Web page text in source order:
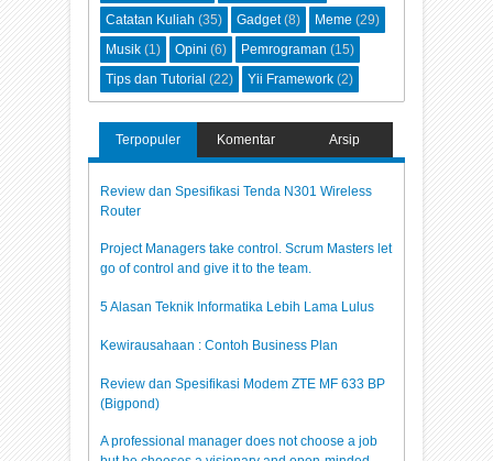
Catatan Kuliah (35) Gadget (8) Meme (29)
Musik (1) Opini (6) Pemrograman (15)
Tips dan Tutorial (22) Yii Framework (2)
Terpopuler Komentar Arsip
Review dan Spesifikasi Tenda N301 Wireless
Router
Project Managers take control. Scrum Masters let
go of control and give it to the team.
5 Alasan Teknik Informatika Lebih Lama Lulus
Kewirausahaan : Contoh Business Plan
Review dan Spesifikasi Modem ZTE MF 633 BP
(Bigpond)
A professional manager does not choose a job